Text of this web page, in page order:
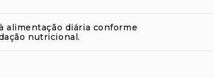
alimentação diária conforme
nutricional.